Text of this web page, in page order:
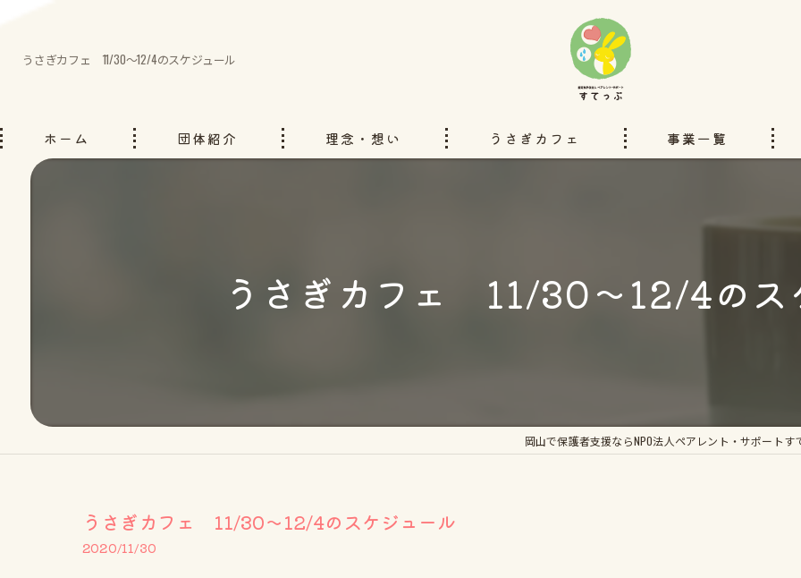
うさぎカフェ 11/30～12/4のスケジュール
ホーム 団体紹介 理念・想い うさぎカフェ 事業一覧
ペアレントサポートすてっ
輝きのすてっぷ
うさぎカフェ 11/30～12/4のス
岡山で保護者支援ならNPO法人ペアレント・サポートす
うさぎカフェ 11/30～12/4のスケジュール
2020/11/30